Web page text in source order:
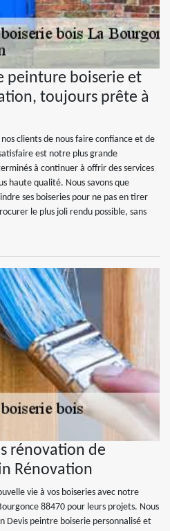
peinture boiserie et
toujours prête à
clients de nous faire confiance et de
est notre plus grande
à continuer à offrir des services
haute qualité. Nous savons que
ses boiseries pour ne pas en tirer
le plus joli rendu possible, sans
rénovation de
Rénovation
vie à vos boiseries avec notre
88470 pour leurs projets. Nous
Devis peintre boiserie personnalisé et